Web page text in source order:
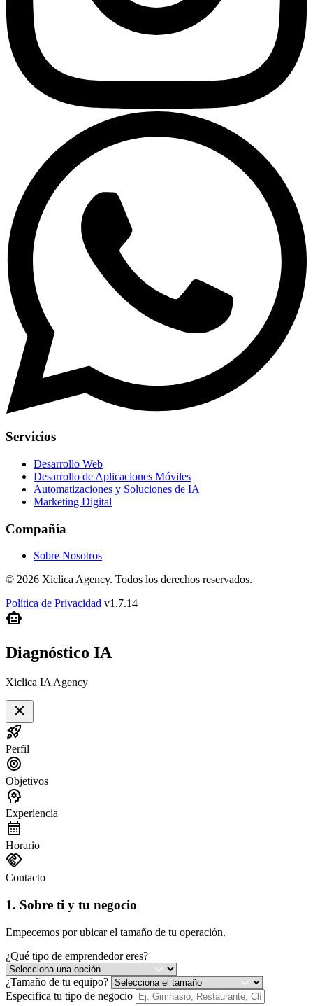
Servicios
Desarrollo Web
Desarrollo de Aplicaciones Móviles
Automatizaciones y Soluciones de IA
Marketing Digital
Compañía
Sobre Nosotros
© 2026 Xiclica Agency. Todos los derechos reservados.
Política de Privacidad v1.7.14
smart_toy
Diagnóstico IA
Xiclica IA Agency
close
rocket_launch
Perfil
target
Objetivos
psychology
Experiencia
calendar_month
Horario
handshake
Contacto
1. Sobre ti y tu negocio
Empecemos por ubicar el tamaño de tu operación.
¿Qué tipo de emprendedor eres?
¿Tamaño de tu equipo?
Especifica tu tipo de negocio